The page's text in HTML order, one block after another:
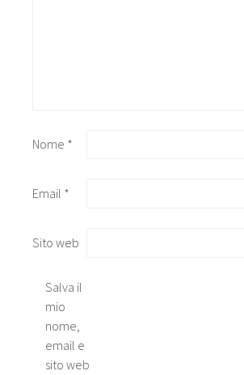
Nome *
Email *
Sito web
Salva il
mio
nome,
email e
sito web